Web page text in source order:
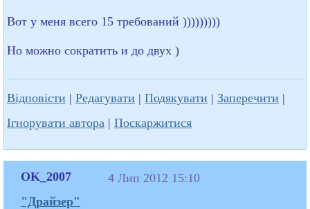
Вот у меня всего 15 требований )))))))))
Но можно сократить и до двух )
Відповісти | Редагувати | Подякувати | Заперечити |
Ігнорувати автора | Поскаржитися
OK_2007
"Драйзер"
4 Лип 2012 15:10